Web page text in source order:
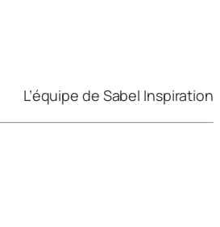
L’équipe de Sabel Inspiration